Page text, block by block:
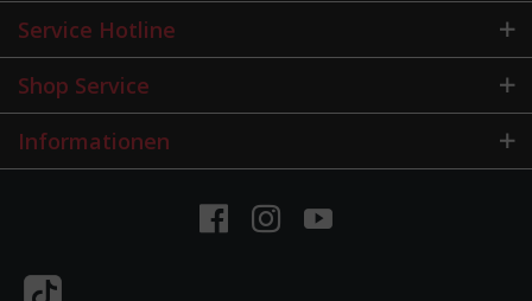
Service Hotline
Shop Service
Informationen